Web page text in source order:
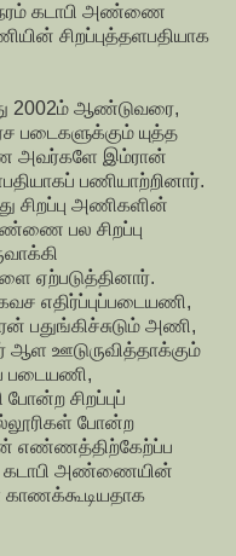
கடாபி அண்ணை
சிறப்புத்தளபதியாக
2002ம் ஆண்டுவரை,
படைகளுக்கும் யுத்த
அவர்களே இம்ரான்
பணியாற்றினார்.
சிறப்பு அணிகளின்
பல சிறப்பு
ஏற்படுத்தினார்.
எதிர்ப்புப்படையணி,
பதுங்கிச்சுடும் அணி,
ஊடுருவித்தாக்கும்
படையணி,
சிறப்புப்
போன்ற
எண்ணத்திற்கேற்ப்ப
கடாபி அண்ணையின்
காணக்கூடியதாக